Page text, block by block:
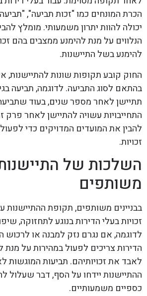
הכרת המונחים כמו "זכות תביעה",
יכולה להוות יתרון משמעותי. מומלץ
הנלווים על מנת להימנע ממצבים בהם
להימנע בשל התיישנות.
החוק קובע תקופות שונות להתיישנות,
בהתאם לסוג התביעה. לדוגמה, תביעה
תתיישן לאחר מספר שנים, בעוד שתביעה
התחייבויות עשויה להתיישן לאחר פרק
להבין את המועדים המדויקים כדי לפעול
זכויות.
השלכות של
משותפים
בבניינים משותפים, תקופת ההתיישנות
זכויות בעלי הדירות בנוגע לתחזוקה,
לדוגמה, אם נגרם נזק למבנה או לרכוש
הדירות צריכים לפעול במהירות על מנת
לאבד את זכויותיהם. תביעות המוגשות
ההתיישנות יידחו על הסף, דבר שעלול
כספיים משמעותיים.